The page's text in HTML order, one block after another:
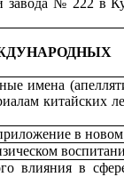
завода № 222 в
имена
китайских
в
влияния в